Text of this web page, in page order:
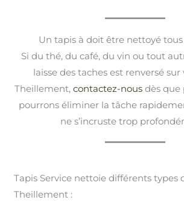
Un tapis à doit être nettoyé tous
Si du thé, du café, du vin ou tout
laisse des taches est renversé
Theillement, contactez-nousdès que
pourrons éliminer la tâche
ne s’incruste trop
Tapis Service nettoie différents types
Theillement :